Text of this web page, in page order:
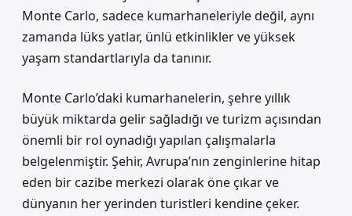
Monte Carlo, sadece kumarhaneleriyle değil, aynı
zamanda lüks yatlar, ünlü etkinlikler ve yüksek
yaşam standartlarıyla da tanınır.
Monte Carlo’daki kumarhanelerin, şehre yıllık
büyük miktarda gelir sağladığı ve turizm açısından
önemli bir rol oynadığı yapılan çalışmalarla
belgelenmiştir. Şehir, Avrupa’nın zenginlerine hitap
eden bir cazibe merkezi olarak öne çıkar ve
dünyanın her yerinden turistleri kendine çeker.